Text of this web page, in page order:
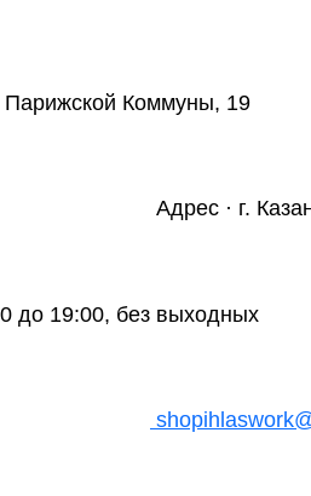
Парижской Коммуны, 19
Адрес · г.
до 19:00, без выходных